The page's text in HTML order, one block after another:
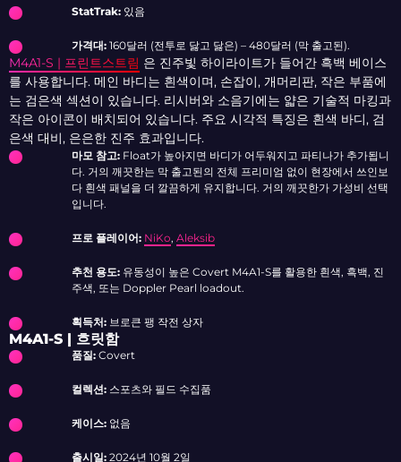
StatTrak: 있음
가격대: 160달러 (전투로 닳고 닳은) – 480달러 (막 출고된).
M4A1-S | 프린트스트림 은 진주빛 하이라이트가 들어간 흑백 베이스
를 사용합니다. 메인 바디는 흰색이며, 손잡이, 개머리판, 작은 부품에
는 검은색 섹션이 있습니다. 리시버와 소음기에는 얇은 기술적 마킹과
작은 아이콘이 배치되어 있습니다. 주요 시각적 특징은 흰색 바디, 검
은색 대비, 은은한 진주 효과입니다.
마모 참고: Float가 높아지면 바디가 어두워지고 파티나가 추가됩니
다. 거의 깨끗한는 막 출고된의 전체 프리미엄 없이 현장에서 쓰인보
다 흰색 패널을 더 깔끔하게 유지합니다. 거의 깨끗한가 가성비 선택
입니다.
프로 플레이어: NiKo, Aleksib
추천 용도: 유동성이 높은 Covert M4A1-S를 활용한 흰색, 흑백, 진
주색, 또는 Doppler Pearl loadout.
획득처: 브로큰 팽 작전 상자
M4A1-S | 흐릿함
품질: Covert
컬렉션: 스포츠와 필드 수집품
케이스: 없음
출시일: 2024년 10월 2일